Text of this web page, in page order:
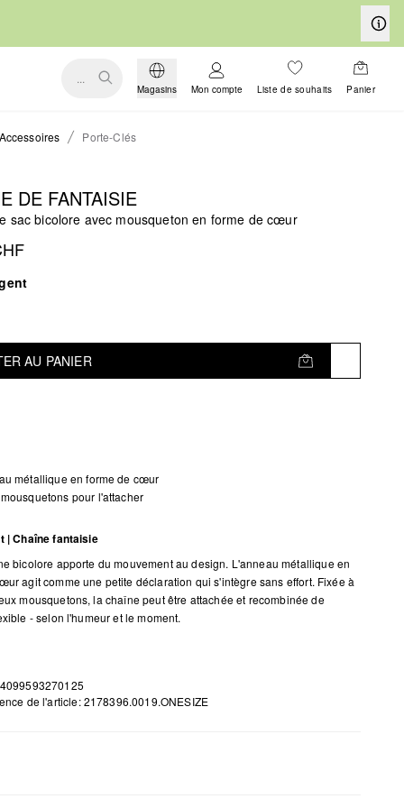
...
Magasins Mon compte Liste de souhaits Panier
Accessoires Porte-Clés
DE FANTAISIE
sac bicolore avec mousqueton en forme de cœur
AU PANIER
métallique en forme de cœur
pour l'attacher
| Chaîne fantaisie
bicolore apporte du mouvement au design. L'anneau métallique en
agit comme une petite déclaration qui s'intègre sans effort. Fixée à
mousquetons, la chaîne peut être attachée et recombinée de
- selon l'humeur et le moment.
de l'article: 2178396.0019.ONESIZE